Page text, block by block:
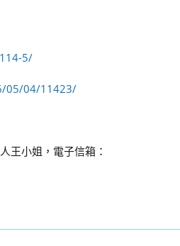
5/
05/04/11423/
王小姐，電子信箱：